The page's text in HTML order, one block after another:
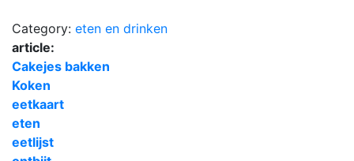
Category: eten en drinken
article:
Cakejes bakken
Koken
eetkaart
eten
eetlijst